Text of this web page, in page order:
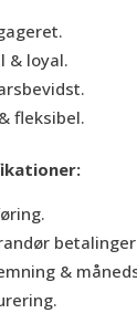
& loyal.
fleksibel.
&